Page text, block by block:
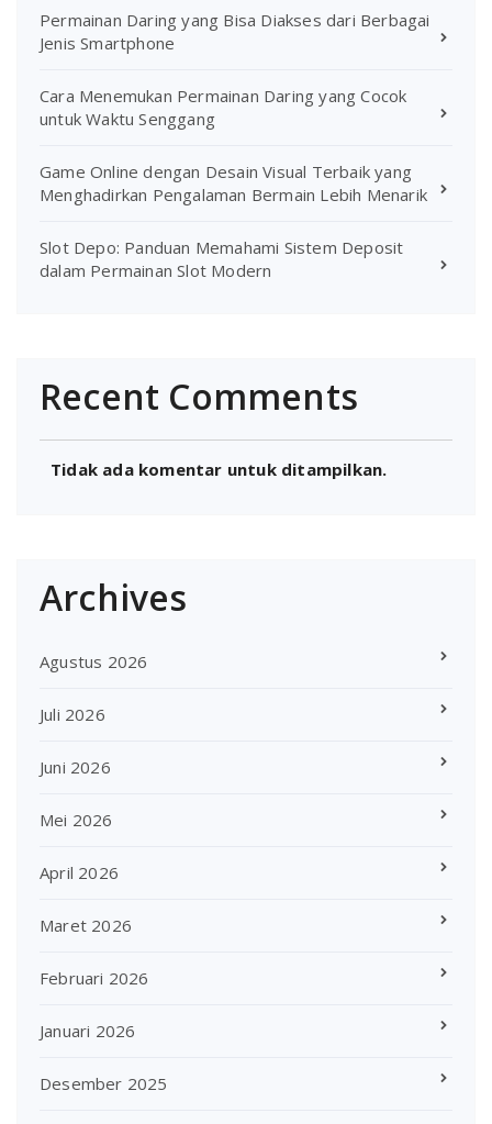
Permainan Daring yang Bisa Diakses dari Berbagai
Jenis Smartphone
Cara Menemukan Permainan Daring yang Cocok
untuk Waktu Senggang
Game Online dengan Desain Visual Terbaik yang
Menghadirkan Pengalaman Bermain Lebih Menarik
Slot Depo: Panduan Memahami Sistem Deposit
dalam Permainan Slot Modern
Recent Comments
Tidak ada komentar untuk ditampilkan.
Archives
Agustus 2026
Juli 2026
Juni 2026
Mei 2026
April 2026
Maret 2026
Februari 2026
Januari 2026
Desember 2025